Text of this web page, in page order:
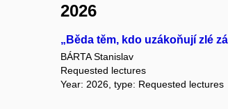
2026
„Běda těm, kdo uzákoňují zlé
BÁRTA Stanislav
Requested lectures
Year: 2026, type: Requested lectures